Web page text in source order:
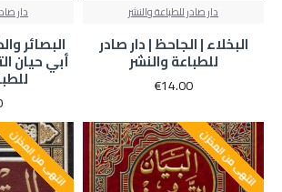
دار صادر للطباعة والنشر
البخلاء | الجاحظ | دار صادر
للطباعة والنشر
€14.00
دار
أبي حيان
انتهى من المخزن انتهى من المخزن